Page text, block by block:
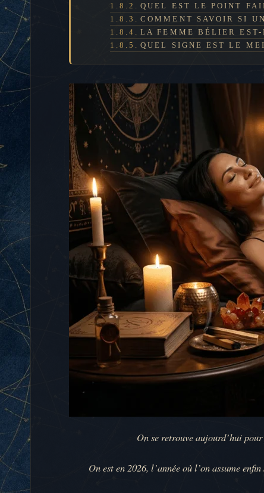
QUEL EST LE POINT
COMMENT SAVOIR SI
LA FEMME BÉLIER
QUEL SIGNE EST LE
On se retrouve aujourd’hui
On est en 2026, l’année où l’on assume